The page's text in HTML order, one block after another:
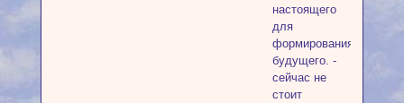
настоящего
для
формирования
будущего. -
сейчас не
стоит